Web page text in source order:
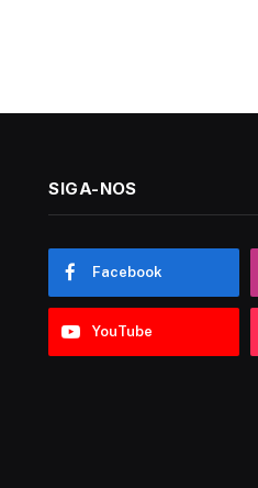
SIGA-NOS
Facebook
YouTube